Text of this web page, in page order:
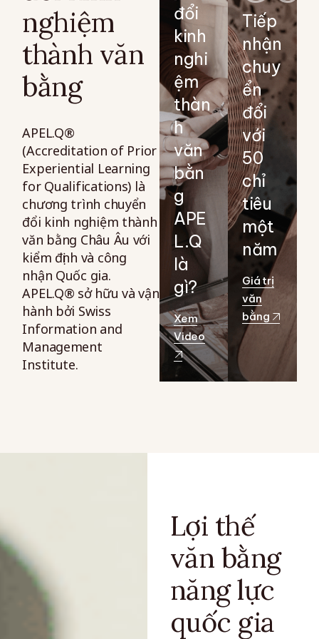
nghiệm
thành văn
bằng
APEL.Q®
(Accreditation of Prior
Experiential Learning
for Qualifications) là
chương trình chuyển
đổi kinh nghiệm thành
văn bằng Châu Âu với
kiểm định và công
nhận Quốc gia.
APEL.Q® sở hữu và vận
hành bởi Swiss
Information and
Management
Institute.
đổi
kinh
nghi
ệm
thàn
h
văn
bằn
g
APE
L.Q
là
gì?
Xem
Video
Tiếp
nhận
chuy
ển
đổi
với
50
chỉ
tiêu
một
năm
Giá trị
văn
bằng
Lợi thế
văn bằng
năng lực
quốc gia